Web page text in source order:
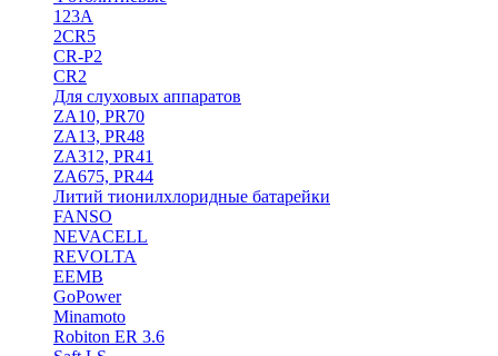
123A
2CR5
CR-P2
CR2
Для слуховых аппаратов
ZA10, PR70
ZA13, PR48
ZA312, PR41
ZA675, PR44
Литий тионилхлоридные батарейки
FANSO
NEVACELL
REVOLTA
EEMB
GoPower
Minamoto
Robiton ER 3.6